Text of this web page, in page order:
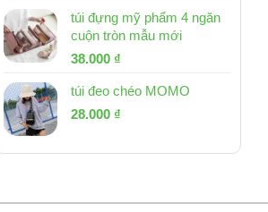
túi đựng mỹ phẩm 4 ngăn
cuộn tròn mẫu mới
Giá
là:
53.000 ₫.
38.000 ₫
tại
túi đeo chéo MOMO
Giá
là:
28.000 ₫
tại